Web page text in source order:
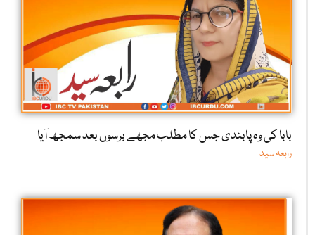
بابا کی وہ پابندی جس کا مطلب مجھے برسوں بعد سمجھ آیا
رابعہ سید